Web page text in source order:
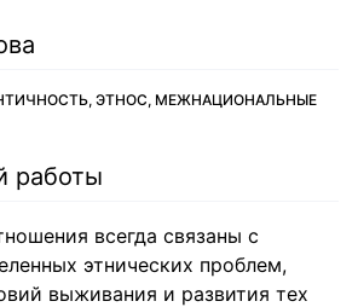
ЭТНОС, МЕЖНАЦИОНАЛЬНЫЕ
работы
всегда связаны с
этнических проблем,
выживания и развития тех